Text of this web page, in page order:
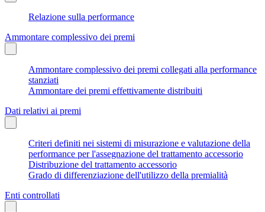
Relazione sulla performance
Ammontare complessivo dei premi
Ammontare complessivo dei premi collegati alla performance
stanziati
Ammontare dei premi effettivamente distribuiti
Dati relativi ai premi
Criteri definiti nei sistemi di misurazione e valutazione della
performance per l'assegnazione del trattamento accessorio
Distribuzione del trattamento accessorio
Grado di differenziazione dell'utilizzo della premialità
Enti controllati